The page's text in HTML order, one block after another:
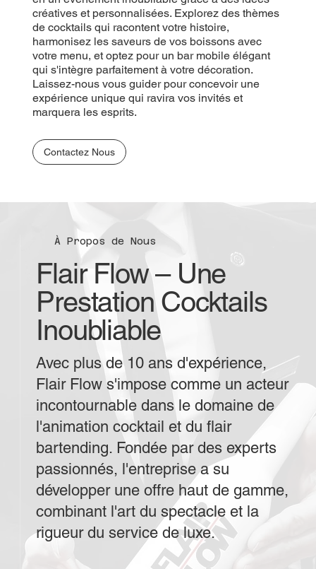
créatives et personnalisées. Explorez des thèmes
de cocktails qui racontent votre histoire,
harmonisez les saveurs de vos boissons avec
votre menu, et optez pour un bar mobile élégant
qui s'intègre parfaitement à votre décoration.
Laissez-nous vous guider pour concevoir une
expérience unique qui ravira vos invités et
marquera les esprits.
Contactez Nous
À Propos de Nous
Flair Flow – Une
Prestation Cocktails
Inoubliable
Avec plus de 10 ans d'expérience,
Flair Flow s'impose comme un acteur
incontournable dans le domaine de
l'animation cocktail et du flair
bartending. Fondée par des experts
passionnés, l'entreprise a su
développer une offre haut de gamme,
combinant l'art du spectacle et la
rigueur du service de luxe.